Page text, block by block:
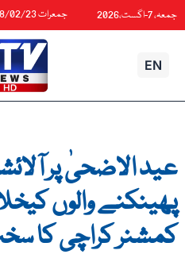
جمعہ، 7-اگست،2026 جمعرات 1448/02/23هـ (06-08-2026م)
EN
عید الاضحیٰ پر
پھینکنے والوں
کمشنر کراچی کا